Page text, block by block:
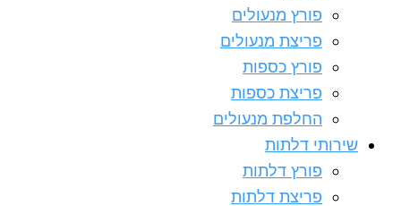
פורץ מנעולים
פריצת מנעולים
פורץ כספות
פריצת כספות
החלפת מנעולים
שירותי דלתות
פורץ דלתות
פריצת דלתות